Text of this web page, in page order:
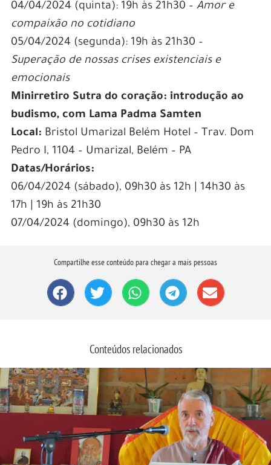
04/04/2024 (quinta): 19h às 21h30 – Amor e
compaixão no cotidiano
05/04/2024 (segunda): 19h às 21h30 –
Superação de nossas crises existenciais e
emocionais
Minirretiro Sutra do coração: introdução ao
budismo, com Lama Padma Samten
Local: Bristol Umarizal Belém Hotel – Trav. Dom
Pedro I, 1104 – Umarizal, Belém – PA
Datas/Horários:
06/04/2024 (sábado), 09h30 às 12h | 14h30 às
17h | 19h às 21h30
07/04/2024 (domingo), 09h30 às 12h
Compartilhe esse conteúdo para chegar a mais pessoas
Conteúdos relacionados